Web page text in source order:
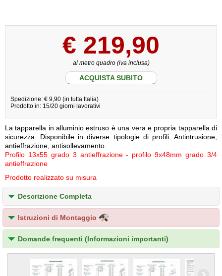
€ 219,90
al metro quadro (iva inclusa)
ACQUISTA SUBITO
Spedizione: € 9,90 (in tutta Italia)
Prodotto in: 15/20 giorni lavorativi
La tapparella in alluminio estruso è una vera e propria tapparella di
sicurezza. Disponibile in diverse tipologie di profili. Antintrusione,
antieffrazione, antisollevamento.
Profilo 13x55 grado 3 antieffrazione - profilo 9x48mm grado 3/4
antieffrazione
Prodotto realizzato su misura
Descrizione Completa
Istruzioni di Montaggio
Domande frequenti (Informazioni importanti)